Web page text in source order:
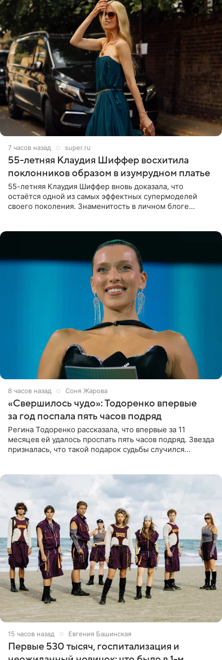
7 часов назад super.ru
55-летняя Клаудия Шиффер восхитила
поклонников образом в изумрудном платье
55-летняя Клаудия Шиффер вновь доказала, что
остаётся одной из самых эффектных супермоделей
своего поколения. Знаменитость в личном блоге
8 часов назад Соня Жарова
«Свершилось чудо»: Тодоренко впервые
за год поспала пять часов подряд
Регина Тодоренко рассказала, что впервые за 11
месяцев ей удалось проспать пять часов подряд. Звезда
призналась, что такой подарок судьбы случился
15 часов назад Евгения Башинская
Первые 530 тысяч, госпитализация и